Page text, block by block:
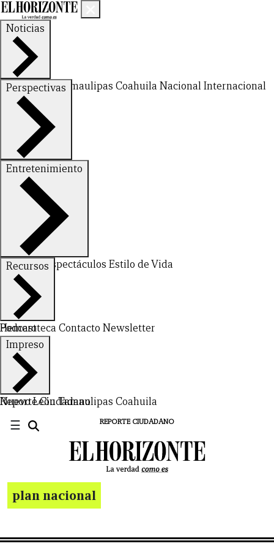
Noticias
Nuevo LeónTamaulipas Coahuila NacionalInternacional
Perspectivas
FinanzasOpinión
Entretenimiento
DeportesEspectáculos Estilo de Vida
Recursos
Hemeroteca Contacto Newsletter
Podcast
Impreso
Nuevo LeónTamaulipas Coahuila
Reporte Ciudadano
☰ REPORTE CIUDADANO
plan nacional